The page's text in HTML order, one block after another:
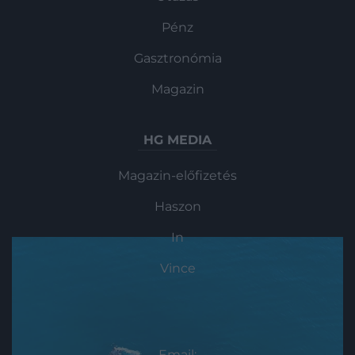
Pénz
Gasztronómia
Magazin
HG MEDIA
Magazin-előfizetés
Haszon
In
Vince